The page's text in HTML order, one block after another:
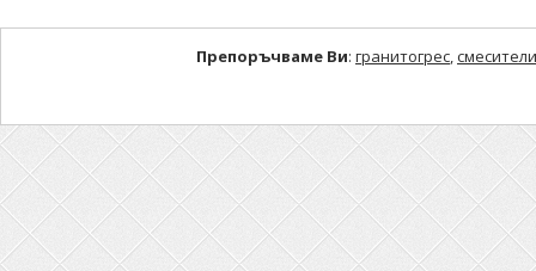
Препоръчваме Ви: гранитогрес,